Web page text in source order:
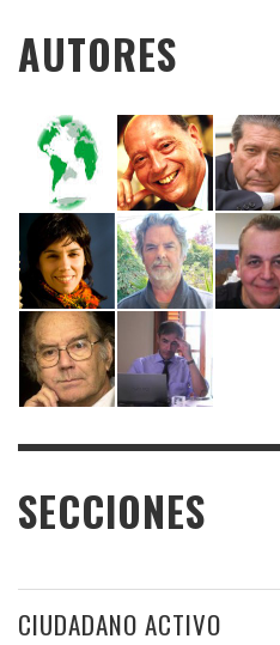
AUTORES
SECCIONES
CIUDADANO ACTIVO